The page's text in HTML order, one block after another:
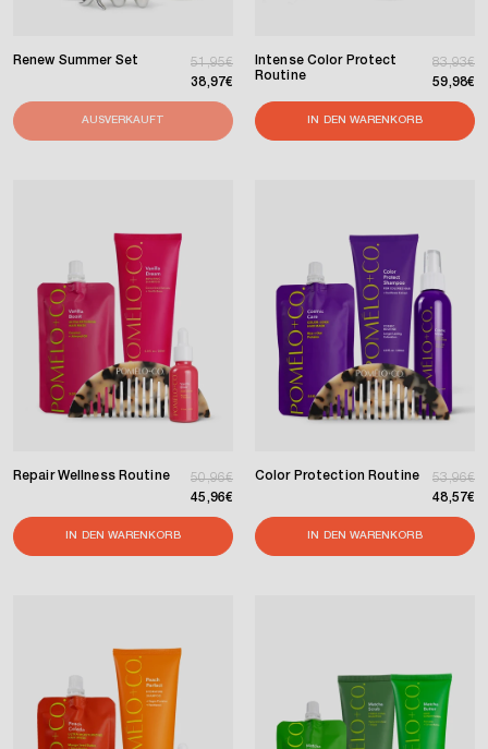
Renew Summer Set Normaler Preis
51,95€
Verkaufspreis
38,97€
AUSVERKAUFT
Intense Color Protect
Routine
83,93€
59,98€
IN DEN WARENKORB
Repair Wellness Routine Normaler Preis
50,96€
Verkaufspreis
45,96€
IN DEN WARENKORB
Color Protection Routine 53,96€
48,57€
IN DEN WARENKORB